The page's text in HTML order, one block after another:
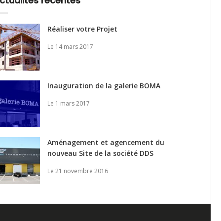
Réaliser votre Projet
Le 14 mars 2017
Inauguration de la galerie BOMA
Le 1 mars 2017
Aménagement et agencement du
nouveau Site de la société DDS
Le 21 novembre 2016